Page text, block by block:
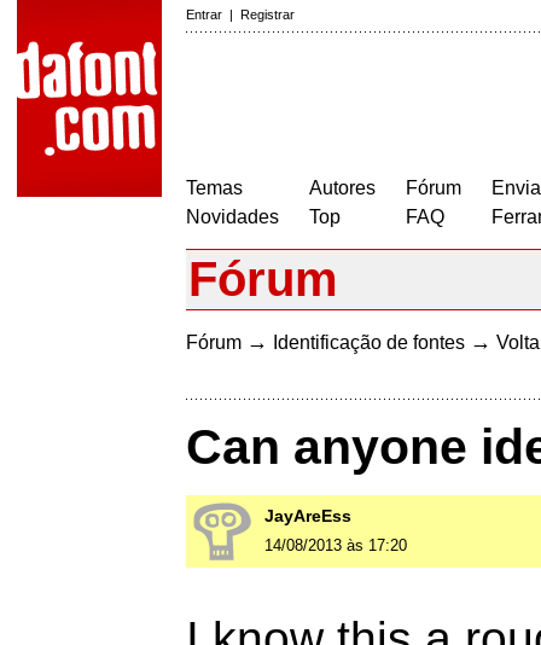
Entrar | Registrar
Temas
Novidades
Autores
Top
Fórum
FAQ
Fórum
Fórum → Identificação de fontes →
Can anyone
JayAreEss
14/08/2013 às 17:20